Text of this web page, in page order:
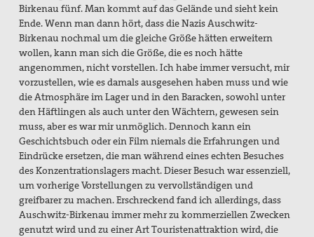
Birkenau fünf. Man kommt auf das Gelände und sieht kein
Ende. Wenn man dann hört, dass die Nazis Auschwitz-
Birkenau nochmal um die gleiche Größe hätten erweitern
wollen, kann man sich die Größe, die es noch hätte
angenommen, nicht vorstellen. Ich habe immer versucht, mir
vorzustellen, wie es damals ausgesehen haben muss und wie
die Atmosphäre im Lager und in den Baracken, sowohl unter
den Häftlingen als auch unter den Wächtern, gewesen sein
muss, aber es war mir unmöglich. Dennoch kann ein
Geschichtsbuch oder ein Film niemals die Erfahrungen und
Eindrücke ersetzen, die man während eines echten Besuches
des Konzentrationslagers macht. Dieser Besuch war essenziell,
um vorherige Vorstellungen zu vervollständigen und
greifbarer zu machen. Erschreckend fand ich allerdings, dass
Auschwitz-Birkenau immer mehr zu kommerziellen Zwecken
genutzt wird und zu einer Art Touristenattraktion wird, die